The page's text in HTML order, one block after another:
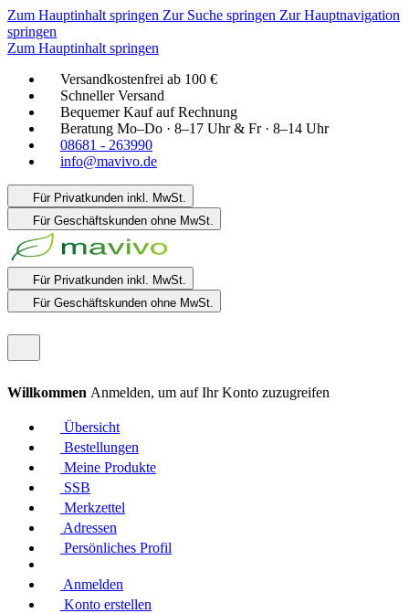
Zum Hauptinhalt springen Zur Suche springen Zur Hauptnavigation
springen
Zum Hauptinhalt springen
Versandkostenfrei ab 100 €
Schneller Versand
Bequemer Kauf auf Rechnung
Beratung Mo–Do · 8–17 Uhr & Fr · 8–14 Uhr
08681 - 263990
info@mavivo.de
Für Privatkunden inkl. MwSt.
Für Geschäftskunden ohne MwSt.
Für Privatkunden inkl. MwSt.
Für Geschäftskunden ohne MwSt.
Willkommen Anmelden, um auf Ihr Konto zuzugreifen
Übersicht
Bestellungen
Meine Produkte
SSB
Merkzettel
Adressen
Persönliches Profil
Anmelden
Konto erstellen